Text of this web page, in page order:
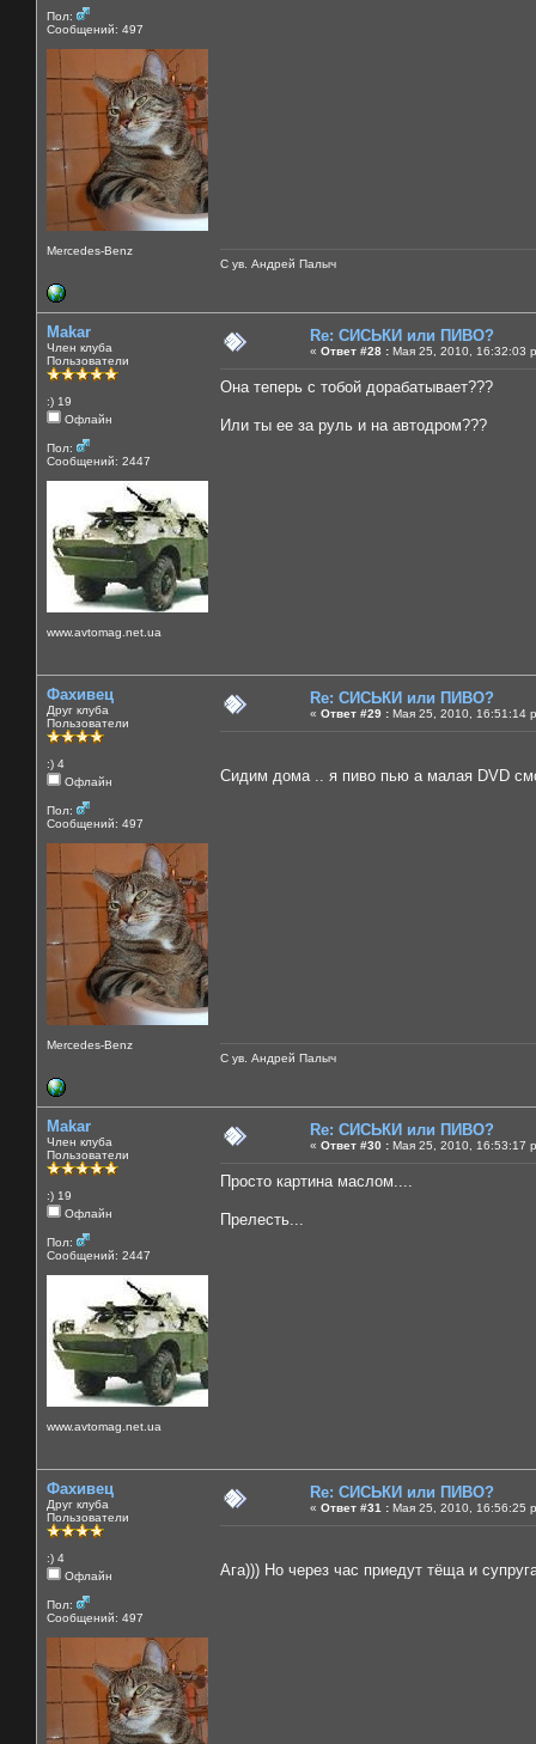
Пол:
Сообщений: 497
Mercedes-Benz
С ув. Андрей Палыч
Makar
Член клуба
Пользователи
:) 19
Офлайн
Пол:
Сообщений: 2447
www.avtomag.net.ua
Re: СИСЬКИ или ПИВО?
« Ответ #28 : Мая 25, 2010, 16:32:03
Она теперь с тобой дорабатывает???
Или ты ее за руль и на автодром???
Фахивец
Друг клуба
Пользователи
:) 4
Офлайн
Пол:
Сообщений: 497
Mercedes-Benz
Re: СИСЬКИ или ПИВО?
« Ответ #29 : Мая 25, 2010, 16:51:14
Сидим дома .. я пиво пью а малая DVD
С ув. Андрей Палыч
Makar
Член клуба
Пользователи
:) 19
Офлайн
Пол:
Сообщений: 2447
www.avtomag.net.ua
Re: СИСЬКИ или ПИВО?
« Ответ #30 : Мая 25, 2010, 16:53:17
Просто картина маслом....
Прелесть...
Фахивец
Друг клуба
Пользователи
:) 4
Офлайн
Пол:
Сообщений: 497
Re: СИСЬКИ или ПИВО?
« Ответ #31 : Мая 25, 2010, 16:56:25
Ага))) Но через час приедут тёща и